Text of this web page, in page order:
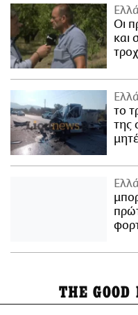
Οι
και
το
της
THE GOOD